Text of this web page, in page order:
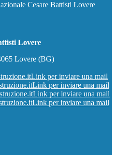
Cesare Battisti Lovere
Lovere
Lovere (BG)
Link per inviare una mail
Link per inviare una mail
Link per inviare una mail
Link per inviare una mail